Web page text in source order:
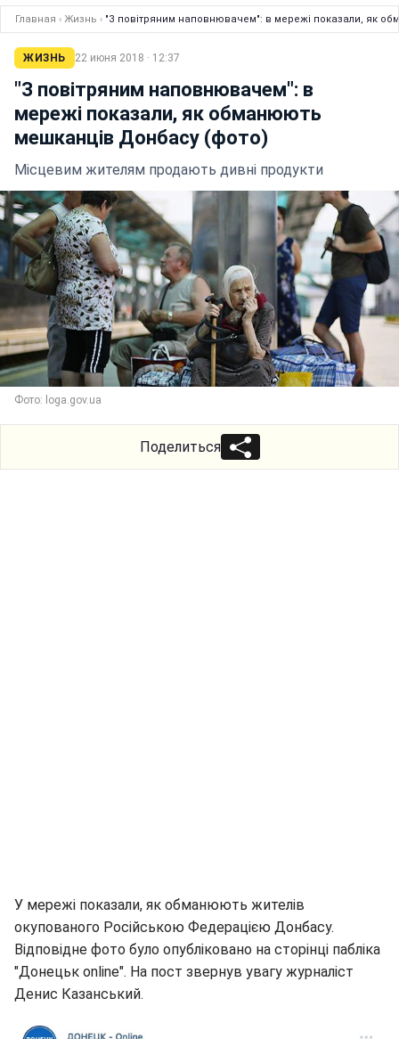
Главная › Жизнь › "З повітряним наповнювачем": в мережі показали, як
ЖИЗНЬ 22 июня 2018 · 12:37
"З повітряним наповнювачем": в
мережі показали, як обманюють
мешканців Донбасу (фото)
Місцевим жителям продають дивні продукти
Фото: loga.gov.ua
Поделиться
У мережі показали, як обманюють жителів
окупованого Російською Федерацією Донбасу.
Відповідне фото було опубліковано на сторінці пабліка
"Донецьк online". На пост звернув увагу журналіст
Денис Казанський.